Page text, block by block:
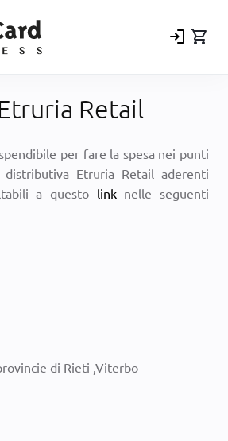
login shopping_cart
Retail
per fare la spesa nei punti
Etruria Retail aderenti
a questo linknelle seguenti
di Rieti ,Viterbo